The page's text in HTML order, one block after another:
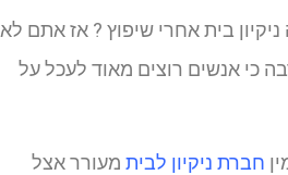
בית אחרי שיפוץ ? אז אתם לא
כי אנשים רוצים מאוד לעכל על
חברת ניקיון לביתמעורר אצל